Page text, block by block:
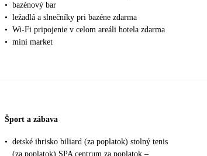
• bazénový bar
• ležadlá a slnečníky pri bazéne zdarma
• Wi-Fi pripojenie v celom areáli hotela zdarma
• mini market
Šport a zábava
• detské ihrisko biliard (za poplatok) stolný tenis
(za poplatok) SPA centrum za poplatok –